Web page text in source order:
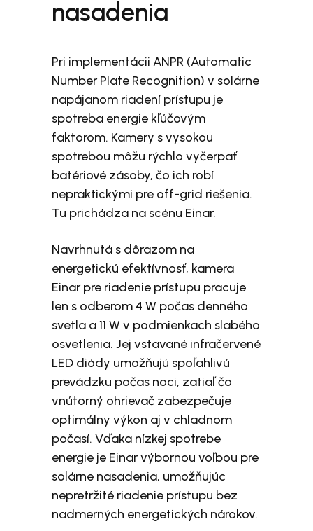
nasadenia
Pri implementácii ANPR (Automatic
Number Plate Recognition) v solárne
napájanom riadení prístupu je
spotreba energie kľúčovým
faktorom. Kamery s vysokou
spotrebou môžu rýchlo vyčerpať
batériové zásoby, čo ich robí
nepraktickými pre off-grid riešenia.
Tu prichádza na scénu Einar.
Navrhnutá s dôrazom na
energetickú efektívnosť, kamera
Einar pre riadenie prístupu pracuje
len s odberom 4 W počas denného
svetla a 11 W v podmienkach slabého
osvetlenia. Jej vstavané infračervené
LED diódy umožňujú spoľahlivú
prevádzku počas noci, zatiaľ čo
vnútorný ohrievač zabezpečuje
optimálny výkon aj v chladnom
počasí. Vďaka nízkej spotrebe
energie je Einar výbornou voľbou pre
solárne nasadenia, umožňujúc
nepretržité riadenie prístupu bez
nadmerných energetických nárokov.